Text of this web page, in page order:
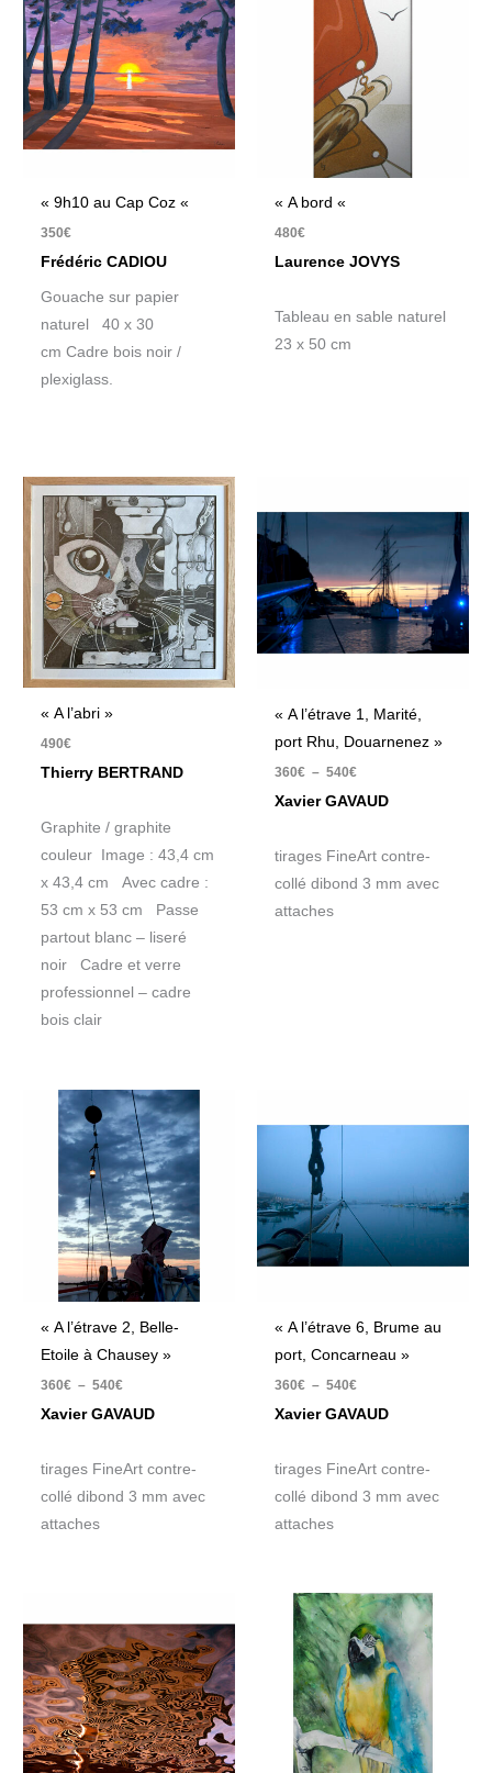
« 9h10 au Cap Coz «
350€
Frédéric CADIOU
Gouache sur papier
naturel 40 x 30
cm Cadre bois noir /
plexiglass.
« A bord «
480€
Laurence JOVYS
Tableau en sable naturel
23 x 50 cm
« A l’abri »
490€
Thierry BERTRAND
Graphite / graphite
couleur Image : 43,4 cm
x 43,4 cm Avec cadre :
53 cm x 53 cm Passe
partout blanc – liseré
noir Cadre et verre
professionnel – cadre
bois clair
« A l’étrave 1, Marité,
port Rhu, Douarnenez »
360€ – 540€
prix :
360€
540€
Xavier GAVAUD
tirages FineArt contre-
collé dibond 3 mm avec
attaches
« A l’étrave 2, Belle-
Etoile à Chausey »
360€ – 540€
Plage
de
prix :
360€
à
540€
Xavier GAVAUD
tirages FineArt contre-
collé dibond 3 mm avec
attaches
« A l’étrave 6, Brume au
port, Concarneau »
360€ – 540€
Xavier GAVAUD
tirages FineArt contre-
collé dibond 3 mm avec
attaches